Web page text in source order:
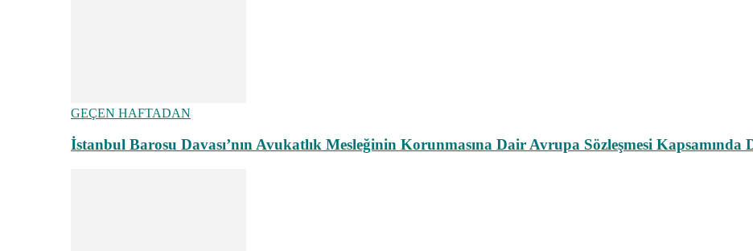
GEÇEN HAFTADAN
İstanbul Barosu Davası’nın Avukatlık Mesleğinin Korunmasına Dair Avrupa Sözleşmesi Kapsamında